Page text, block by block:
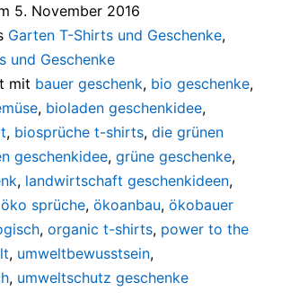
5. November 2016
Garten T-Shirts und Geschenke,
und Geschenke
mit bauer geschenk, bio geschenke,
, bioladen geschenkidee,
, biosprüche t-shirts, die grünen
geschenkidee, grüne geschenke,
, landwirtschaft geschenkideen,
öko sprüche, ökoanbau, ökobauer
, organic t-shirts, power to the
, umweltbewusstsein,
, umweltschutz geschenke